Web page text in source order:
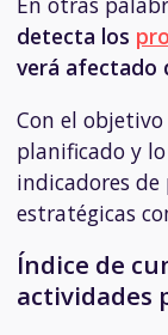
detecta los
verá afectado
Con el
planificado y
indicadores
estratégicas
Índice de
actividades